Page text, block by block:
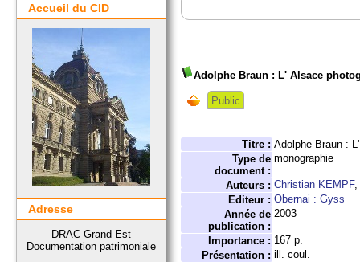
Adolphe Braun : L' Alsace
Public
Titre : Adolphe Braun :
Type de
document :
monographie
Auteurs : Christian KEMPF,
Editeur : Obernai : Gyss
Année de
publication :
2003
Importance : 167 p.
Présentation : ill. coul.
Accueil du CID
Adresse
DRAC Grand Est
Documentation patrimoniale